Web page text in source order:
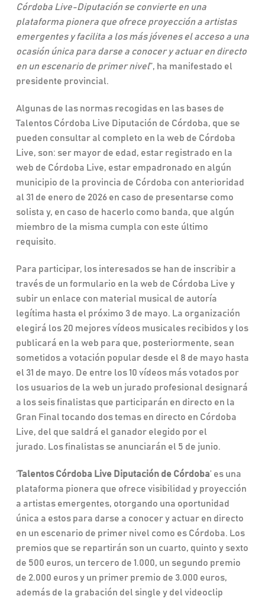
Córdoba Live-Diputación se convierte en una
plataforma pionera que ofrece proyección a artistas
emergentes y facilita a los más jóvenes el acceso a una
ocasión única para darse a conocer y actuar en directo
en un escenario de primer nivel”, ha manifestado el
presidente provincial.
Algunas de las normas recogidas en las bases de
Talentos Córdoba Live Diputación de Córdoba, que se
pueden consultar al completo en la web de Córdoba
Live, son: ser mayor de edad, estar registrado en la
web de Córdoba Live, estar empadronado en algún
municipio de la provincia de Córdoba con anterioridad
al 31 de enero de 2026 en caso de presentarse como
solista y, en caso de hacerlo como banda, que algún
miembro de la misma cumpla con este último
requisito.
Para participar, los interesados se han de inscribir a
través de un formulario en la web de Córdoba Live y
subir un enlace con material musical de autoría
legítima hasta el próximo 3 de mayo. La organización
elegirá los 20 mejores vídeos musicales recibidos y los
publicará en la web para que, posteriormente, sean
sometidos a votación popular desde el 8 de mayo hasta
el 31 de mayo. De entre los 10 vídeos más votados por
los usuarios de la web un jurado profesional designará
a los seis finalistas que participarán en directo en la
Gran Final tocando dos temas en directo en Córdoba
Live, del que saldrá el ganador elegido por el
jurado. Los finalistas se anunciarán el 5 de junio.
‘Talentos Córdoba Live Diputación de Córdoba’ es una
plataforma pionera que ofrece visibilidad y proyección
a artistas emergentes, otorgando una oportunidad
única a estos para darse a conocer y actuar en directo
en un escenario de primer nivel como es Córdoba. Los
premios que se repartirán son un cuarto, quinto y sexto
de 500 euros, un tercero de 1.000, un segundo premio
de 2.000 euros y un primer premio de 3.000 euros,
además de la grabación del single y del videoclip